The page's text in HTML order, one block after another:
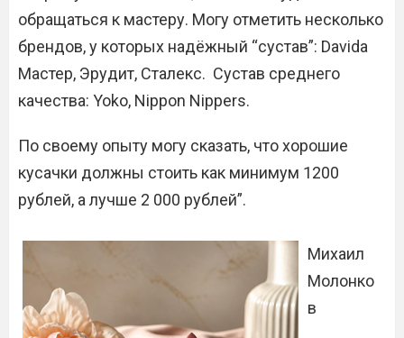
обращаться к мастеру. Могу отметить несколько
брендов, у которых надёжный “сустав”: Davida
Мастер, Эрудит, Сталекс. Сустав среднего
качества: Yoko, Nippon Nippers.
По своему опыту могу сказать, что хорошие
кусачки должны стоить как минимум 1200
рублей, а лучше 2 000 рублей”.
Михаил
Молонко
в